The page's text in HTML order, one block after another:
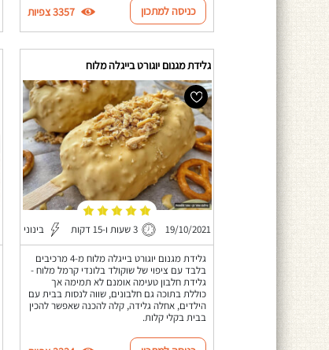
כניסה למתכון 3357 צפיות
גלידת מגנום יוגורט בייגלה מלוח
19/10/2021 3 שעות ו-15 דקות בינוני
גלידת מגנום יוגורט בייגלה מלוח מ-4 מרכיבים
בלבד עם ציפוי של שוקולד בלונדי קרמל מלוח -
גלידת חלבון טעימה אומנם לא תמימה אך
כוללת בתוכה גם חלבונים, שווה לנסות בבית עם
הילדים, אחלה גלידה, קלה להכנה שאפשר להכין
בבית בקלי קלות.